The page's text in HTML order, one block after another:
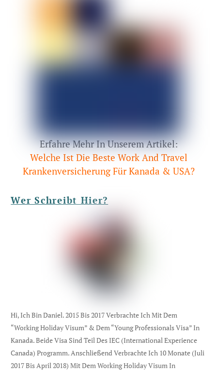
Erfahre Mehr In Unserem Artikel:
Welche Ist Die Beste Work And Travel
Krankenversicherung Für Kanada & USA?
Wer Schreibt Hier?
Hi, Ich Bin Daniel. 2015 Bis 2017 Verbrachte Ich Mit Dem
“Working Holiday Visum” & Dem “Young Professionals Visa” In
Kanada. Beide Visa Sind Teil Des IEC (international Experience
Canada) Programm. Anschließend Verbrachte Ich 10 Monate (Juli
2017 Bis April 2018) Mit Dem Working Holiday Visum In